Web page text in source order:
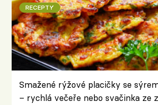
RECEPTY
Smažené rýžové placičky se
– rychlá večeře nebo svačinka ze